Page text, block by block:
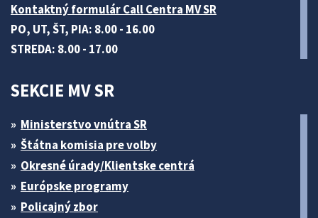
Kontaktný formulár Call Centra MV SR
PO, UT, ŠT, PIA: 8.00 - 16.00
STREDA: 8.00 - 17.00
SEKCIE MV SR
Ministerstvo vnútra SR
Štátna komisia pre volby
Okresné úrady/Klientske centrá
Európske programy
Policajný zbor